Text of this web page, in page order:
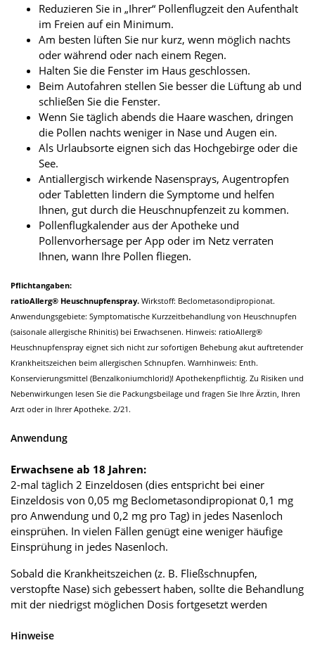
Reduzieren Sie in „Ihrer“ Pollenflugzeit den Aufenthalt
im Freien auf ein Minimum.
Am besten lüften Sie nur kurz, wenn möglich nachts
oder während oder nach einem Regen.
Halten Sie die Fenster im Haus geschlossen.
Beim Autofahren stellen Sie besser die Lüftung ab und
schließen Sie die Fenster.
Wenn Sie täglich abends die Haare waschen, dringen
die Pollen nachts weniger in Nase und Augen ein.
Als Urlaubsorte eignen sich das Hochgebirge oder die
See.
Antiallergisch wirkende Nasensprays, Augentropfen
oder Tabletten lindern die Symptome und helfen
Ihnen, gut durch die Heuschnupfenzeit zu kommen.
Pollenflugkalender aus der Apotheke und
Pollenvorhersage per App oder im Netz verraten
Ihnen, wann Ihre Pollen fliegen.
Pflichtangaben:
ratioAllerg® Heuschnupfenspray. Wirkstoff: Beclometasondipropionat.
Anwendungsgebiete: Symptomatische Kurzzeitbehandlung von Heuschnupfen
(saisonale allergische Rhinitis) bei Erwachsenen. Hinweis: ratioAllerg®
Heuschnupfenspray eignet sich nicht zur sofortigen Behebung akut auftretender
Krankheitszeichen beim allergischen Schnupfen. Warnhinweis: Enth.
Konservierungsmittel (Benzalkoniumchlorid)! Apothekenpflichtig. Zu Risiken und
Nebenwirkungen lesen Sie die Packungsbeilage und fragen Sie Ihre Ärztin, Ihren
Arzt oder in Ihrer Apotheke. 2/21.
Anwendung
Erwachsene ab 18 Jahren:
2-mal täglich 2 Einzeldosen (dies entspricht bei einer
Einzeldosis von 0,05 mg Beclometasondipropionat 0,1 mg
pro Anwendung und 0,2 mg pro Tag) in jedes Nasenloch
einsprühen. In vielen Fällen genügt eine weniger häufige
Einsprühung in jedes Nasenloch.
Sobald die Krankheitszeichen (z. B. Fließschnupfen,
verstopfte Nase) sich gebessert haben, sollte die Behandlung
mit der niedrigst möglichen Dosis fortgesetzt werden
Hinweise